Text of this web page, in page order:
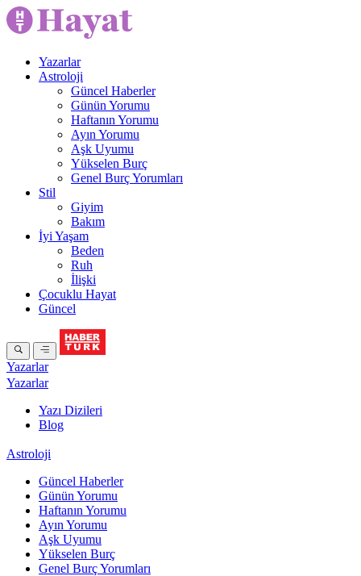
Yazarlar
Astroloji
Güncel Haberler
Günün Yorumu
Haftanın Yorumu
Ayın Yorumu
Aşk Uyumu
Yükselen Burç
Genel Burç Yorumları
Stil
Giyim
Bakım
İyi Yaşam
Beden
Ruh
İlişki
Çocuklu Hayat
Güncel
Yazarlar
Yazarlar
Yazı Dizileri
Blog
Astroloji
Güncel Haberler
Günün Yorumu
Haftanın Yorumu
Ayın Yorumu
Aşk Uyumu
Yükselen Burç
Genel Burç Yorumları